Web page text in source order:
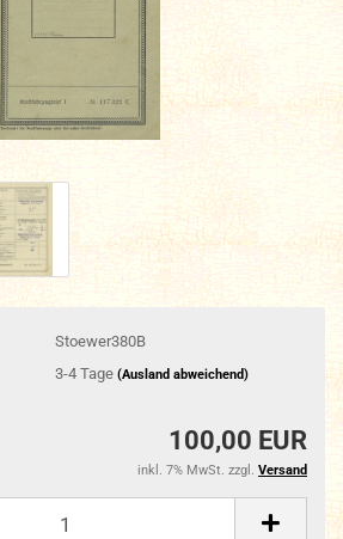
Stoewer380B
3-4 Tage (Ausland abweichend)
100,00 EUR
inkl. 7% MwSt. zzgl. Versand